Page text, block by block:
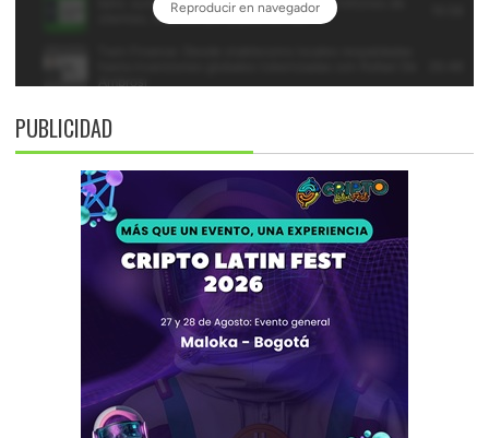
PUBLICIDAD